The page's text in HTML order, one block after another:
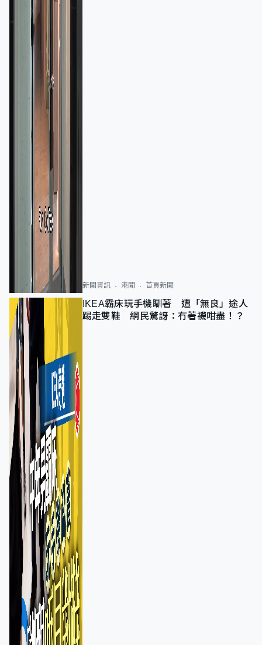
新聞資訊 港聞 首頁新聞
IKEA霸床玩手機瞓著 遭「無良」途人
踢走雙鞋 網民驚訝：冇著襪咁盡！？